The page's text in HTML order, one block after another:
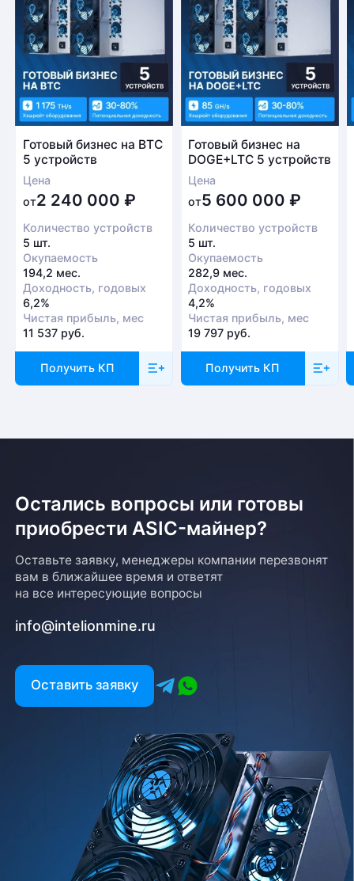
Готовый бизнес на BTC
5 устройств
Цена
от2 240 000 ₽
Количество устройств
5 шт.
Окупаемость
194,2 мес.
Доходность, годовых
6,2%
Чистая прибыль, мес
11 537 руб.
Получить КП
Готовый бизнес на
DOGE+LTC 5 устройств
Цена
от5 600 000₽
Количество устройств
5 шт.
Окупаемость
282,9 мес.
Доходность, годовых
4,2%
Чистая прибыль, мес
19 797 руб.
Получить КП
Остались вопросы или готовы
приобрести ASIC-майнер?
Оставьте заявку, менеджеры компании перезвонят
вам в ближайшее время и ответят
на все интересующие вопросы
info@intelionmine.ru
Оставить заявку